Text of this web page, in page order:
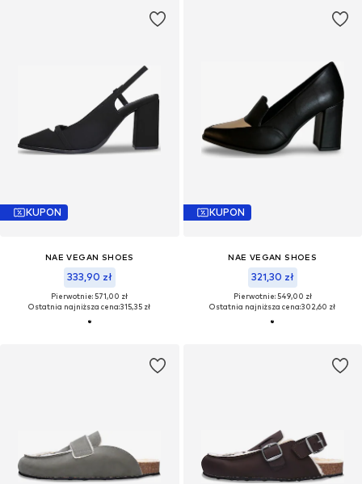
KUPON
NAE VEGAN SHOES
333,90 zł
Pierwotnie: 571,00 zł
Ostatnia najniższa cena:315,35 zł
KUPON
NAE VEGAN SHOES
321,30 zł
Pierwotnie: 549,00 zł
Ostatnia najniższa cena:302,60 zł